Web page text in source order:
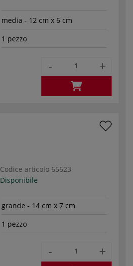
media - 12 cm x 6 cm
1 pezzo
- +
Codice articolo 65623
Disponibile
grande - 14 cm x 7 cm
1 pezzo
- +